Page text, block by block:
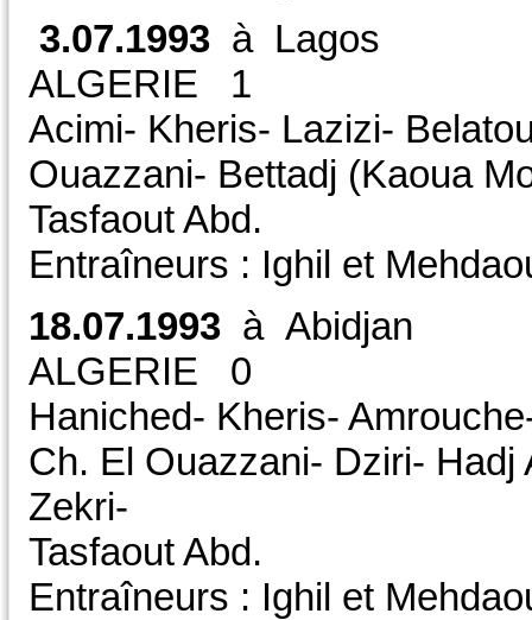
3.07.1993 à
ALGERIE 1
Acimi- Kheris- Lazizi-
Ouazzani- Bettadj (Kaoua
Tasfaout Abd.
Entraîneurs : Ighil et
18.07.1993 à Abidjan
ALGERIE 0
Haniched- Kheris-
Ch. El Ouazzani- Dziri-
Zekri-
Tasfaout Abd.
Entraîneurs : Ighil et